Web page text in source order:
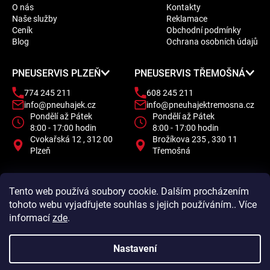
Tento web používá soubory cookie. Dalším procházením
tohoto webu vyjadřujete souhlas s jejich používáním.. Více
informací zde.
Nastavení
O nás
Naše služby
Ceník
Blog
Kontakty
Reklamace
Obchodní podmínky
Ochrana osobních údajů
PNEUSERVIS PLZEŇ
774 245 211
info@pneuhajek.cz
Pondělí až Pátek
8:00 - 17:00 hodin
Cvokařská 12 , 312 00
Plzeň
PNEUSERVIS TŘEMOŠNÁ
608 245 211
info@pneuhajektremosna.cz
Pondělí až Pátek
8:00 - 17:00 hodin
Brožíkova 235 , 330 11
Třemošná